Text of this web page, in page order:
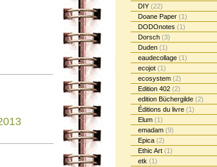
DIY (22)
Doane Paper (1)
DODOnotes (1)
Dorsch (3)
Duden (1)
eaudecollage (1)
ecojot (1)
ecosystem (2)
Edition 402 (2)
edition Büchergilde (2)
Éditions du livre (1)
Elum (1)
emadam (9)
Epica (2)
Ethic Art (1)
etk (1)